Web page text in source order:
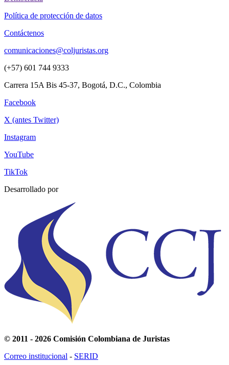
Política de protección de datos
Contáctenos
comunicaciones@coljuristas.org
(+57) 601 744 9333
Carrera 15A Bis 45-37, Bogotá, D.C., Colombia
Facebook
X (antes Twitter)
Instagram
YouTube
TikTok
Desarrollado por
© 2011 - 2026 Comisión Colombiana de Juristas
Correo institucional - SERID